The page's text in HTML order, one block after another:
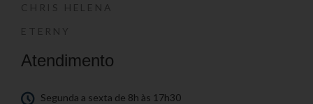
CHRIS HELENA
ETERNY
Atendimento
Segunda a sexta de 8h às 17h30